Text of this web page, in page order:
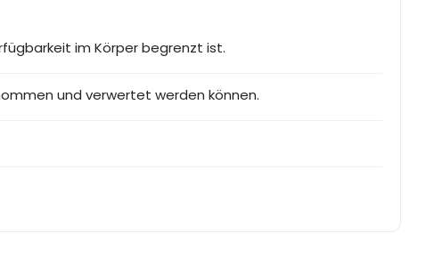
im Körper begrenzt ist.
und verwertet werden können.